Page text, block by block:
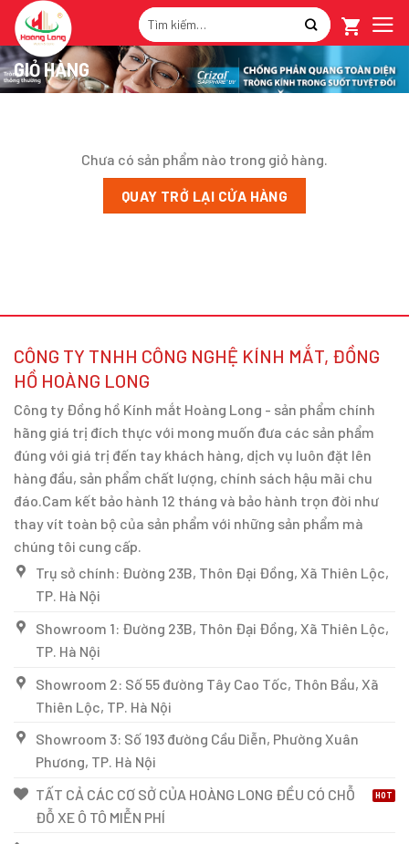
Skip
content
Tìm
kiếm:
GIỎ HÀNG
Chưa có sản phẩm nào trong giỏ hàng.
QUAY TRỞ LẠI CỬA HÀNG
CÔNG TY TNHH CÔNG NGHỆ KÍNH MẮT, ĐỒNG
HỒ HOÀNG LONG
Công ty Đồng hồ Kính mắt Hoàng Long - sản phẩm chính
hãng giá trị đích thực với mong muốn đưa các sản phẩm
đúng với giá trị đến tay khách hàng, dịch vụ luôn đặt lên
hàng đầu, sản phẩm chất lượng, chính sách hậu mãi chu
đáo.Cam kết bảo hành 12 tháng và bảo hành trọn đời như
thay vít toàn bộ của sản phẩm với những sản phẩm mà
chúng tôi cung cấp.
Trụ sở chính: Đường 23B, Thôn Đại Đồng, Xã Thiên Lộc,
TP. Hà Nội
Showroom 1: Đường 23B, Thôn Đại Đồng, Xã Thiên Lộc,
TP. Hà Nội
Showroom 2: Số 55 đường Tây Cao Tốc, Thôn Bầu, Xã
Thiên Lộc, TP. Hà Nội
Showroom 3: Số 193 đường Cầu Diễn, Phường Xuân
Phương, TP. Hà Nội
TẤT CẢ CÁC CƠ SỞ CỦA HOÀNG LONG ĐỀU CÓ CHỖ
ĐỖ XE Ô TÔ MIỄN PHÍ